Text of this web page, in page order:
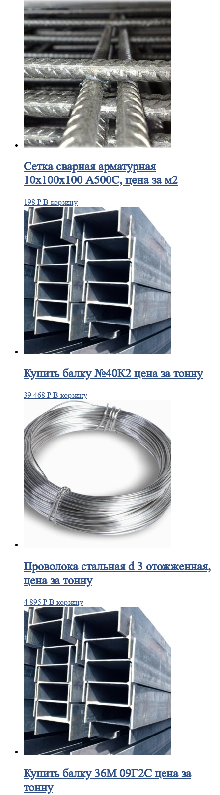
Сеткасварная арматурная
10х100х100 А500С, цена за м2
198 ₽ В корзину
Купитьбалку №40К2 цена за тонну
39 468 ₽ В корзину
Проволокастальная d 3 отожженная,
цена за тонну
4 895 ₽ В корзину
Купитьбалку 36М 09Г2С цена за
тонну